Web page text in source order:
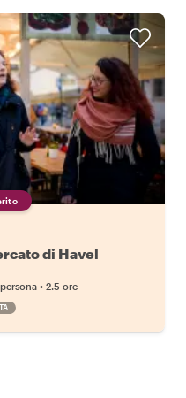
di Havel
• 2.5 ore